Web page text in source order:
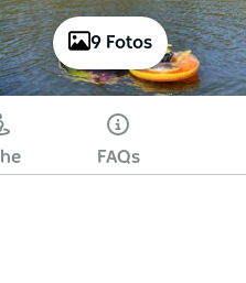
9 Fotos
FAQs